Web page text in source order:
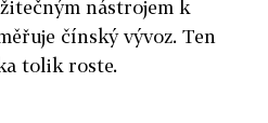
nástrojem k
čínský vývoz. Ten
tolik roste.